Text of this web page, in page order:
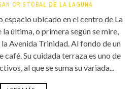
CRISTÓBAL DE LA LAGUNA
espacio ubicado en el centro de La
la última, o primera según se mire,
Avenida Trinidad. Al fondo de un
café. Su cuidada terraza es uno de
al que se suma su variada...